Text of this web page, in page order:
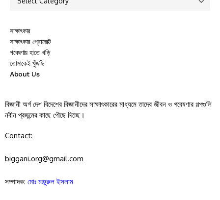
সাক্ষাৎকার
সাক্ষাৎকার প্রোজেক্ট
গবেষণায় হাতে খড়ি
তোমাকেই খুঁজছি
About Us
বিজ্ঞানী অর্গ দেশ বিদেশের বিজ্ঞানীদের সাক্ষাৎকারের মাধ্যমে তাদের জীবন ও গবেষণার গল্পগুলি
নবীন প্রজন্মের কাছে পৌছে দিচ্ছে।
Contact:
biggani.org@gmail.com
সম্পাদক: মোঃ মঞ্জুরুল ইসলাম